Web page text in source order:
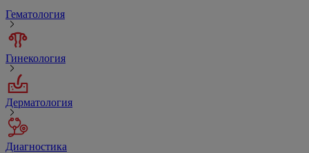
Гематология
Гинекология
Дерматология
Диагностика